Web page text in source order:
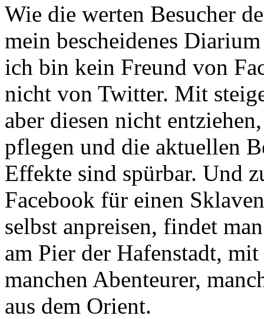
Wie die werten Besucher
mein bescheidenes
ich bin kein Freund von
nicht von Twitter. Mit
aber diesen nicht
pflegen und die aktuellen
Effekte sind spürbar. Und
Facebook für einen
selbst anpreisen, findet
am Pier der Hafenstadt,
manchen Abenteurer,
aus dem Orient.